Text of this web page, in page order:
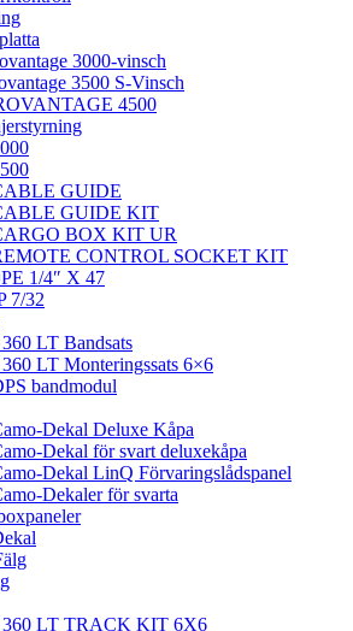
3000-vinsch
3500 S-Vinsch
4500
GUIDE
GUIDE KIT
BOX KIT UR
CONTROL SOCKET KIT
1/4″ X 47
7/32
LT Bandsats
LT Monteringssats 6×6
bandmodul
Dekal Deluxe Kåpa
Dekal för svart deluxekåpa
Dekal LinQ Förvaringslådspanel
Dekaler för svarta
LT TRACK KIT 6X6